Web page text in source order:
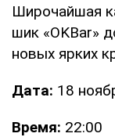
Широчайшая
шик «OKBar»
новых ярких
Дата: 18
Время: 22:00